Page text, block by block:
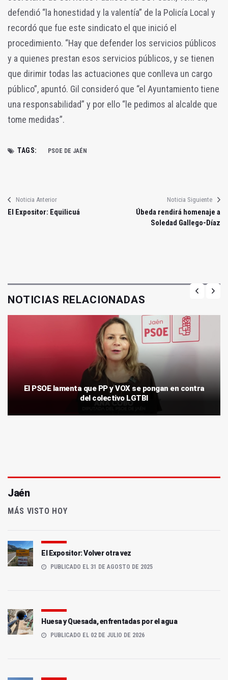
defendió “la honestidad y la valentía” de la Policía Local y
recordó que fue este sindicato el que inició el
procedimiento. “Hay que defender los servicios públicos
y a quienes prestan esos servicios públicos, y se tienen
que dirimir todas las actuaciones que conlleva un cargo
público”, apuntó. Gil consideró que “el Ayuntamiento tiene
una responsabilidad” y por ello “le pedimos al alcalde que
tome medidas”.
TAGS: PSOE DE JAÉN
Noticia Anterior
El Expositor: Equilicuá
Noticia Siguiente
Úbeda rendirá homenaje a
Soledad Gallego-Díaz
NOTICIAS RELACIONADAS
El PSOE lamenta que PP y VOX se pongan en contra
del colectivo LGTBI
Jaén
MÁS VISTO HOY
El Expositor: Volver otra vez
PUBLICADO EL 31 DE AGOSTO DE 2025
Huesa y Quesada, enfrentadas por el agua
PUBLICADO EL 02 DE JULIO DE 2026